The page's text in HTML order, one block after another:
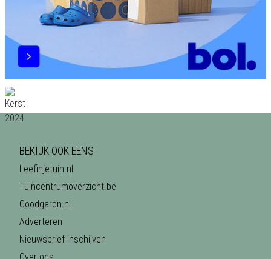
BEKIJK OOK EENS
Leefinjetuin.nl
Tuincentrumoverzicht.be
Goodgardn.nl
Adverteren
Nieuwsbrief inschijven